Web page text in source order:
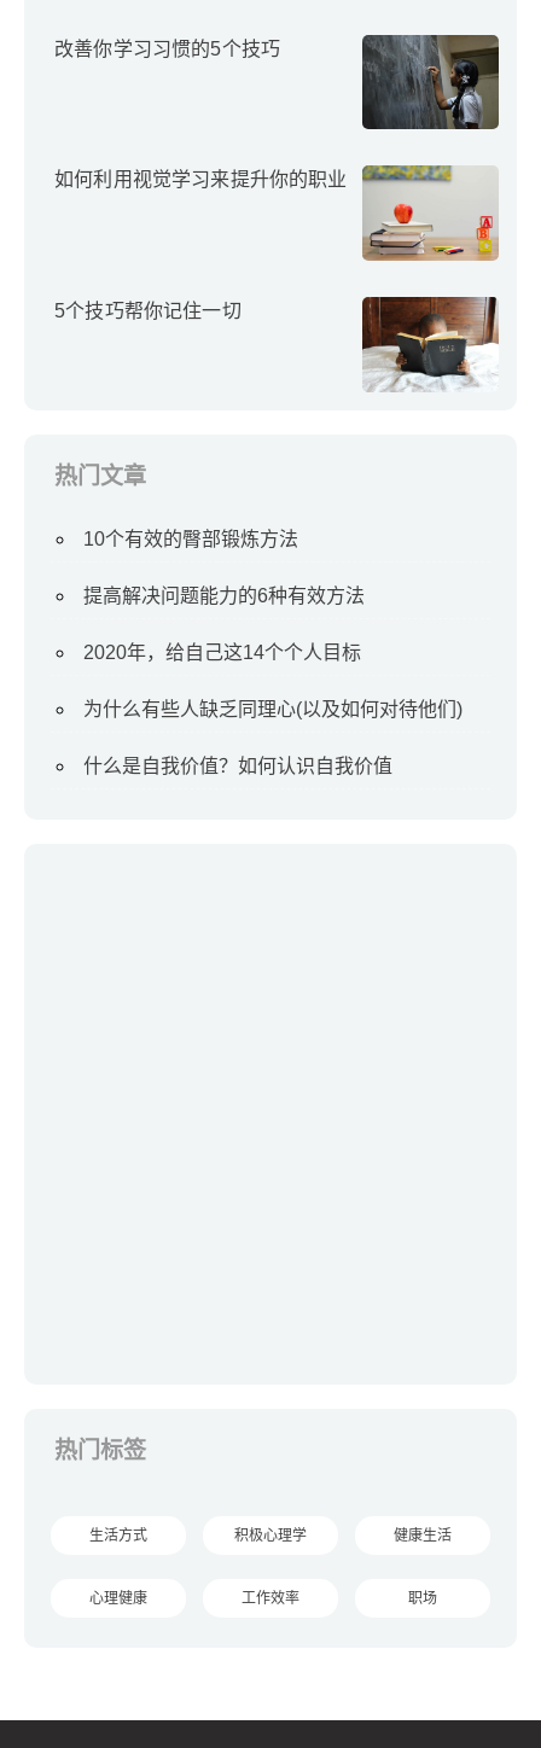
改善你学习习惯的5个技巧
如何利用视觉学习来提升你的职业
5个技巧帮你记住一切
热门文章
10个有效的臀部锻炼方法
提高解决问题能力的6种有效方法
2020年，给自己这14个个人目标
为什么有些人缺乏同理心(以及如何对待他们)
什么是自我价值？如何认识自我价值
热门标签
生活方式 积极心理学 健康生活
心理健康 工作效率 职场